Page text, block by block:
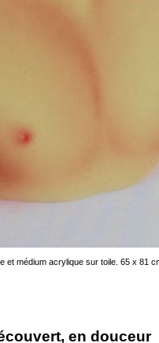
en douceur
et médium acrylique sur toile. 65 x 81